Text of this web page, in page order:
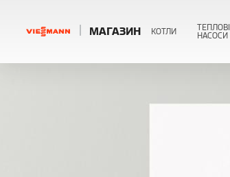
МАГАЗИН КОТЛИ ТЕПЛОВІ
НАСОСИ